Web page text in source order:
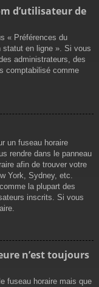
d’utilisateur de
« Préférences du
statut en ligne ». Si vous
administrateurs, des
comptabilisé comme
un fuseau horaire
rendre dans le panneau
afin de trouver votre
York, Sydney, etc.
la plupart des
inscrits. Si vous
n’est toujours
fuseau horaire mais que